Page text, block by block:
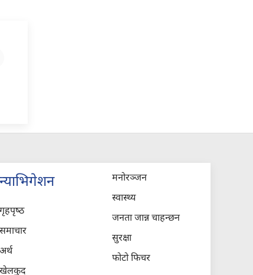
न्याभिगेशन
गृहपृष्‍ठ
समाचार
अर्थ
खेलकुद
मनोरञ्जन
स्वास्थ्य
जनता जान्न चाहन्छन
सुरक्षा
फोटो फिचर